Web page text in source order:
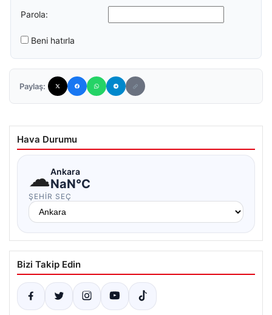
Parola:
Beni hatırla
Paylaş:
Hava Durumu
☁Ankara
NaN°C
ŞEHIR SEÇ
Bizi Takip Edin